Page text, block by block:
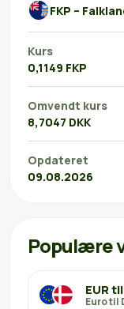
FKP –
Kurs
0,1149 FKP
Omvendt kurs
8,7047 DKK
Opdateret
09.08.2026
Populære
EUR
Euro til